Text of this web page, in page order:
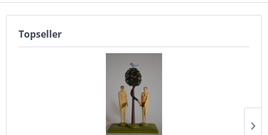
Topseller